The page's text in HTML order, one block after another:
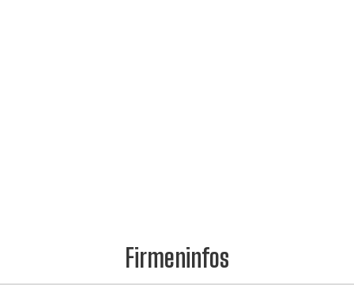
Firmeninfos